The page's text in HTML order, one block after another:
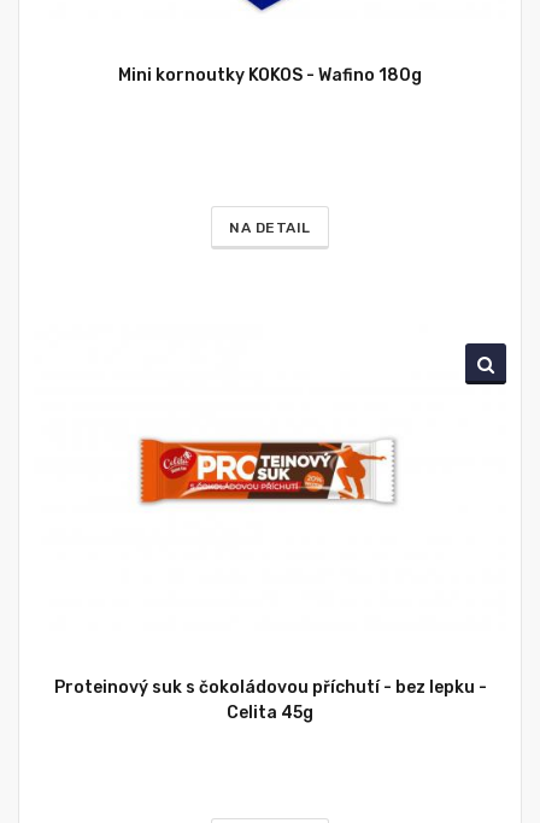
Mini kornoutky KOKOS - Wafino 180g
NA DETAIL
Proteinový suk s čokoládovou příchutí - bez lepku -
Celita 45g